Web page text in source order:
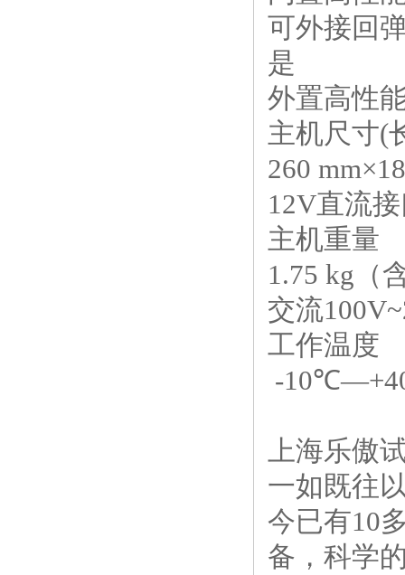
可外接
是
外置高性
主机尺寸
260
12V直流
主机重
1.75 kg（
交流
工作温
-
上海乐傲
一如既往
今已有10
备，科学